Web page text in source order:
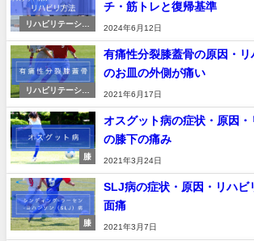
リハビリテーショ
チ・筋トレと復帰基準
2024年6月12日
リハビリテーショ
有痛性分裂膝蓋骨の原因・
のお皿の外側が痛い
2021年6月17日
膝
オスグット病の症状・原因・
の膝下の痛み
2021年3月24日
膝
SLJ病の症状・原因・リハビ
面痛
2021年3月7日